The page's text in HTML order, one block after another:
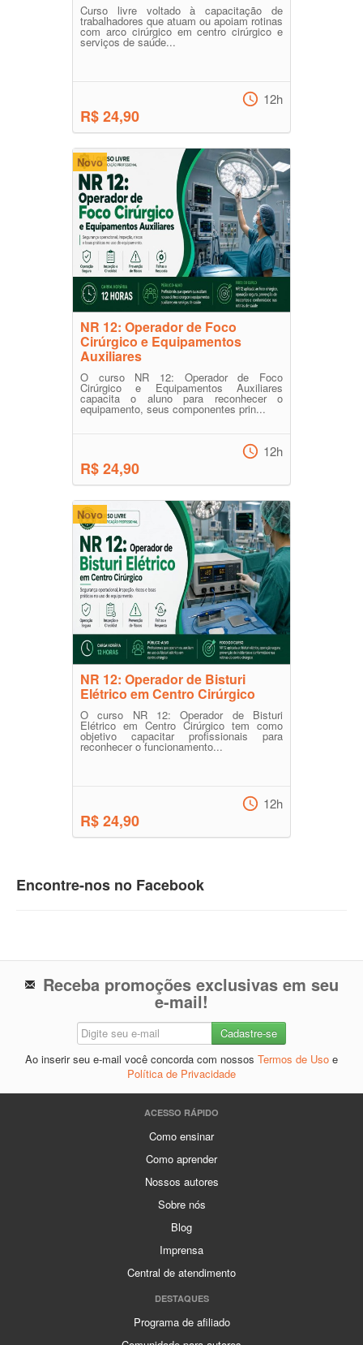
Curso livre voltado à capacitação de
trabalhadores que atuam ou apoiam rotinas
com arco cirúrgico em centro cirúrgico e
serviços de saúde...
R$ 24,90
12h
Novo
NR 12: Operador de Foco
Cirúrgico e Equipamentos
Auxiliares
O curso NR 12: Operador de Foco
Cirúrgico e Equipamentos Auxiliares
capacita o aluno para reconhecer o
equipamento, seus componentes prin...
R$ 24,90
12h
Novo
NR 12: Operador de Bisturi
Elétrico em Centro Cirúrgico
O curso NR 12: Operador de Bisturi
Elétrico em Centro Cirúrgico tem como
objetivo capacitar profissionais para
reconhecer o funcionamento...
R$ 24,90
12h
Encontre-nos no Facebook
Receba promoções exclusivas em seu
e-mail!
Ao inserir seu e-mail você concorda com nossos Termos de Uso e
Política de Privacidade
ACESSO RÁPIDO
Como ensinar
Como aprender
Nossos autores
Sobre nós
Blog
Imprensa
Central de atendimento
DESTAQUES
Programa de afiliado